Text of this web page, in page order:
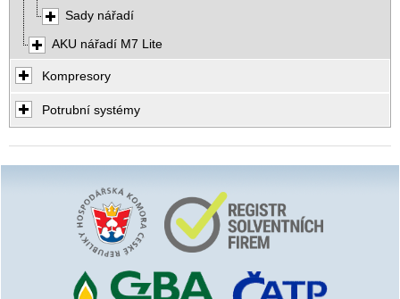
Sady nářadí
AKU nářadí M7 Lite
Kompresory
Potrubní systémy